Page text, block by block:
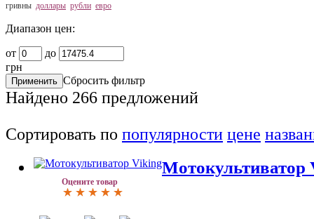
гривны доллары рубли евро
Диапазон цен:
от
до
грн
Сбросить фильтр
Найдено 266 предложений
Сортировать по популярности цене
Оцените товар
Мотокультиватор